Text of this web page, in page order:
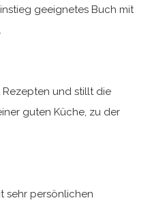
geeignetes Buch mit
und stillt die
guten Küche, zu der
sehr persönlichen